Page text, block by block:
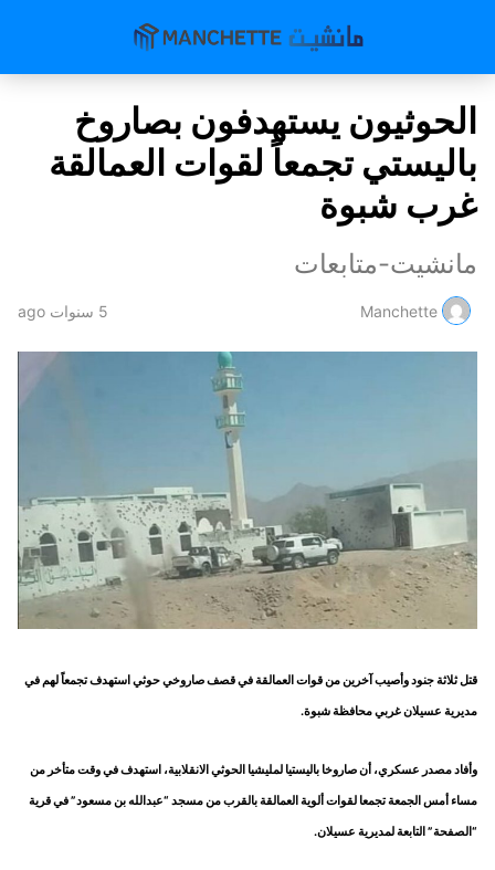
الحوثيون يستهدفون بصاروخ
باليستي تجمعاً لقوات العمالقة
غرب شبوة
مانشيت-متابعات
Manchette 5 سنوات ago
قتل ثلاثة جنود وأصيب آخرين من قوات العمالقة في قصف صاروخي حوثي استهدف تجمعاً لهم في
مديرية عسيلان غربي محافظة شبوة.
وأفاد مصدر عسكري، أن صاروخا باليستيا لمليشيا الحوثي الانقلابية، استهدف في وقت متأخر من
مساء أمس الجمعة تجمعا لقوات ألوية العمالقة بالقرب من مسجد “عبدالله بن مسعود” في قرية
“الصفحة” التابعة لمديرية عسيلان.